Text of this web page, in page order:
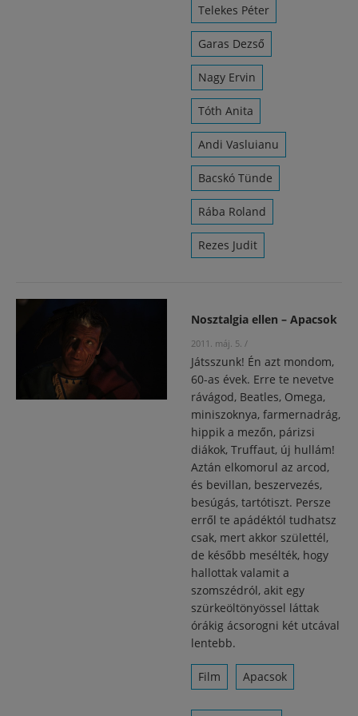
Telekes Péter
Garas Dezső
Nagy Ervin
Tóth Anita
Andi Vasluianu
Bacskó Tünde
Rába Roland
Rezes Judit
Nosztalgia ellen – Apacsok
2011. máj. 5. /
Játsszunk! Én azt mondom,
60-as évek. Erre te nevetve
rávágod, Beatles, Omega,
miniszoknya, farmernadrág,
hippik a mezőn, párizsi
diákok, Truffaut, új hullám!
Aztán elkomorul az arcod,
és bevillan, beszervezés,
besúgás, tartótiszt. Persze
erről te apádéktól tudhatsz
csak, mert akkor születtél,
de később mesélték, hogy
hallottak valamit a
szomszédról, akit egy
szürkeöltönyössel láttak
órákig ácsorogni két utcával
lentebb.
Film Apacsok